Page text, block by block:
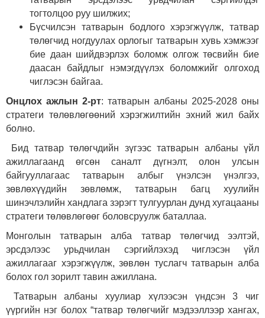
тогтолцоо руу шилжих;
Бүсчилсэн татварын бодлого хэрэгжүүлж, татвар
төлөгчид ногдуулах орлогыг татварын хувь хэмжээг
бие даан шийдвэрлэх боломж олгож төсвийн бие
даасан байдлыг нэмэгдүүлэх боломжийг олгоход
чиглэсэн байгаа.
Онцлох ажлын 2-рт: татварын албаны 2025-2028 оны
стратеги төлөвлөгөөний хэрэгжилтийн эхний жил байх
болно.
Бид татвар төлөгчдийн зүгээс татварын албаны үйл
ажиллагаанд өгсөн саналт дүгнэлт, олон улсын
байгууллагаас татварын албыг үнэлсэн үнэлгээ,
зөвлөхүүдийн зөвлөмж, татварын багц хуулийн
шинэчлэлийн хандлага зэрэгт тулгуурлан дунд хугацааны
стратеги төлөвлөгөөг боловсруулж баталлаа.
Монголын татварын алба татвар төлөгчид ээлтэй,
эрсдэлээс урьдчилан сэргийлэхэд чиглэсэн үйл
ажиллагааг хэрэгжүүлж, зөвлөн туслагч татварын алба
болох гол зорилт тавин ажиллана.
Татварын албаны хуулиар хүлээсэн үндсэн 3 чиг
үүргийн нэг болох “татвар төлөгчийг мэдээллээр хангах,